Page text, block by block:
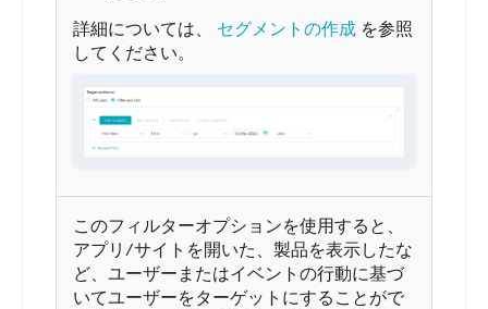
詳細については、 セグメントの作成 を参照
してください。
このフィルターオプションを使用すると、
アプリ/サイトを開いた、製品を表示したな
ど、ユーザーまたはイベントの行動に基づ
いてユーザーをターゲットにすることがで